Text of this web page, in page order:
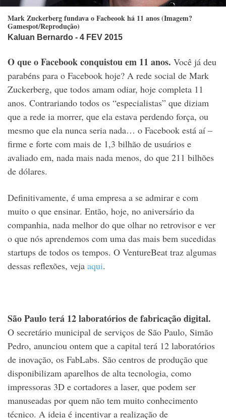
Mark Zuckerberg fundava o Facbeook há 11 anos (Imagem?
Gamespot/Reprodução)
Kaluan Bernardo - 4 FEV 2015
O que o Facebook conquistou em 11 anos. Você já deu
parabéns para o Facebook hoje? A rede social de Mark
Zuckerberg, que todos amam odiar, hoje completa 11
anos. Contrariando todos os “especialistas” que diziam
que a rede ia morrer, que ela estava perdendo força, ou
mesmo que ela nunca seria nada… o Facebook está aí –
firme e forte com mais de 1,3 bilhão de usuários e
avaliado em, nada mais nada menos, do que 211 bilhões
de dólares.
Definitivamente, é uma empresa a se admirar e com
muito o que ensinar. Então, hoje, no aniversário da
companhia, nada melhor do que olhar no retrovisor e ver
o que nós aprendemos com uma das mais bem sucedidas
startups de todos os tempos. O VentureBeat traz algumas
dessas reflexões, veja aqui.
São Paulo terá 12 laboratórios de fabricação digital.
O secretário municipal de serviços de São Paulo, Simão
Pedro, anunciou ontem que a capital terá 12 laboratórios
de inovação, os FabLabs. São centros de produção que
disponibilizam aparelhos de alta tecnologia, como
impressoras 3D e cortadores a laser, que podem ser
manuseadas por quem não tem muito conhecimento
técnico. A ideia é incentivar a realização de